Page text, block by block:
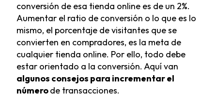
conversión de esa tienda online es de un 2%.
Aumentar el ratio de conversión o lo que es lo
mismo, el porcentaje de visitantes que se
convierten en compradores, es la meta de
cualquier tienda online. Por ello, todo debe
estar orientado a la conversión. Aquí van
algunos consejos para incrementar el
númerode transacciones.